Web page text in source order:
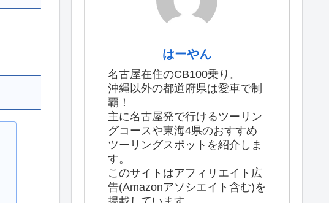
はーやん
名古屋在住のCB100乗り。
沖縄以外の都道府県は愛車で制
覇！
主に名古屋発で行けるツーリン
グコースや東海4県のおすすめ
ツーリングスポットを紹介しま
す。
このサイトはアフィリエイト広
告(Amazonアソシエイト含む)を